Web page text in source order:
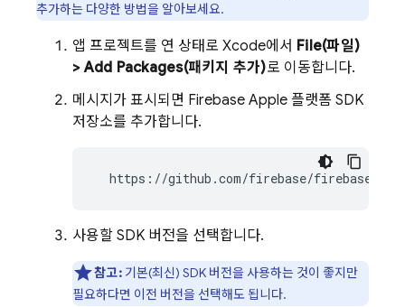
추가하는 다양한 방법을 알아보세요.
앱 프로젝트를 연 상태로 Xcode에서 File(파일)
> Add Packages(패키지 추가)로 이동합니다.
메시지가 표시되면 Firebase Apple 플랫폼 SDK
저장소를 추가합니다.
https://github.com/firebase/firebase-
사용할 SDK 버전을 선택합니다.
참고:기본(최신) SDK 버전을 사용하는 것이 좋지만
필요하다면 이전 버전을 선택해도 됩니다.